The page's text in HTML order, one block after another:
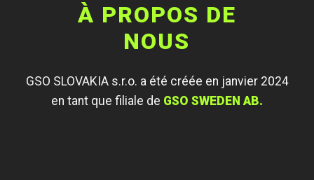
À PROPOS DE
NOUS
GSO SLOVAKIA s.r.o. a été créée en janvier 2024
en tant que filiale de GSO SWEDEN AB.